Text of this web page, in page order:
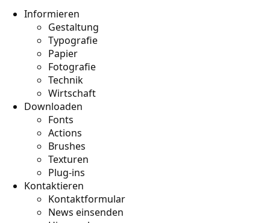
Informieren
Gestaltung
Typografie
Papier
Fotografie
Technik
Wirtschaft
Downloaden
Fonts
Actions
Brushes
Texturen
Plug-ins
Kontaktieren
Kontaktformular
News einsenden